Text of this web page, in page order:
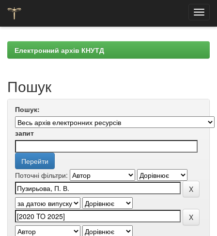
navigationЕлектронний архів КНУТД
Пошук
Пошук:
запит
Поточні фільтри: